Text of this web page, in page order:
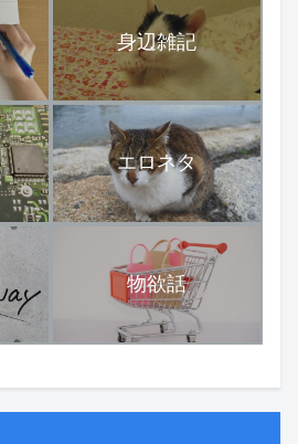
身辺雑記
エロネタ
物欲話